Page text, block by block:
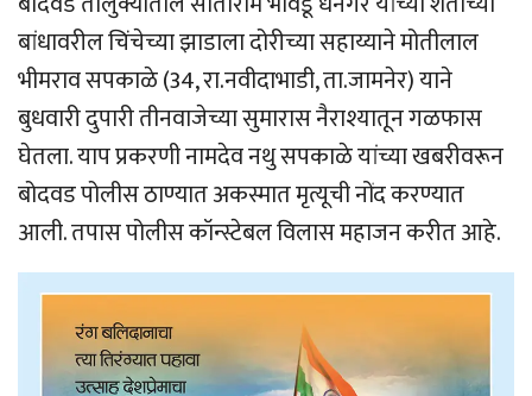
बांधावरील चिंचेच्या झाडाला दोरीच्या सहाय्याने मोतीलाल
भीमराव सपकाळे (34, रा.नवीदाभाडी, ता.जामनेर) याने
बुधवारी दुपारी तीनवाजेच्या सुमारास नैराश्यातून गळफास
घेतला. याप प्रकरणी नामदेव नथु सपकाळे यांच्या खबरीवरून
बोदवड पोलीस ठाण्यात अकस्मात मृत्यूची नोंद करण्यात
आली. तपास पोलीस कॉन्स्टेबल विलास महाजन करीत आहे.